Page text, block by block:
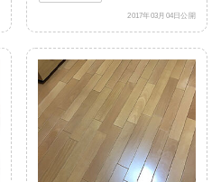
2017年03月04日公開